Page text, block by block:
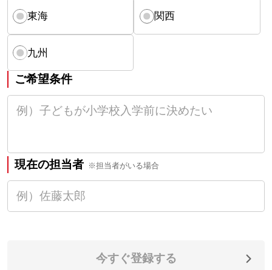
東海 関西
九州
ご希望条件
現在の担当者 ※担当者がいる場合
今すぐ登録する